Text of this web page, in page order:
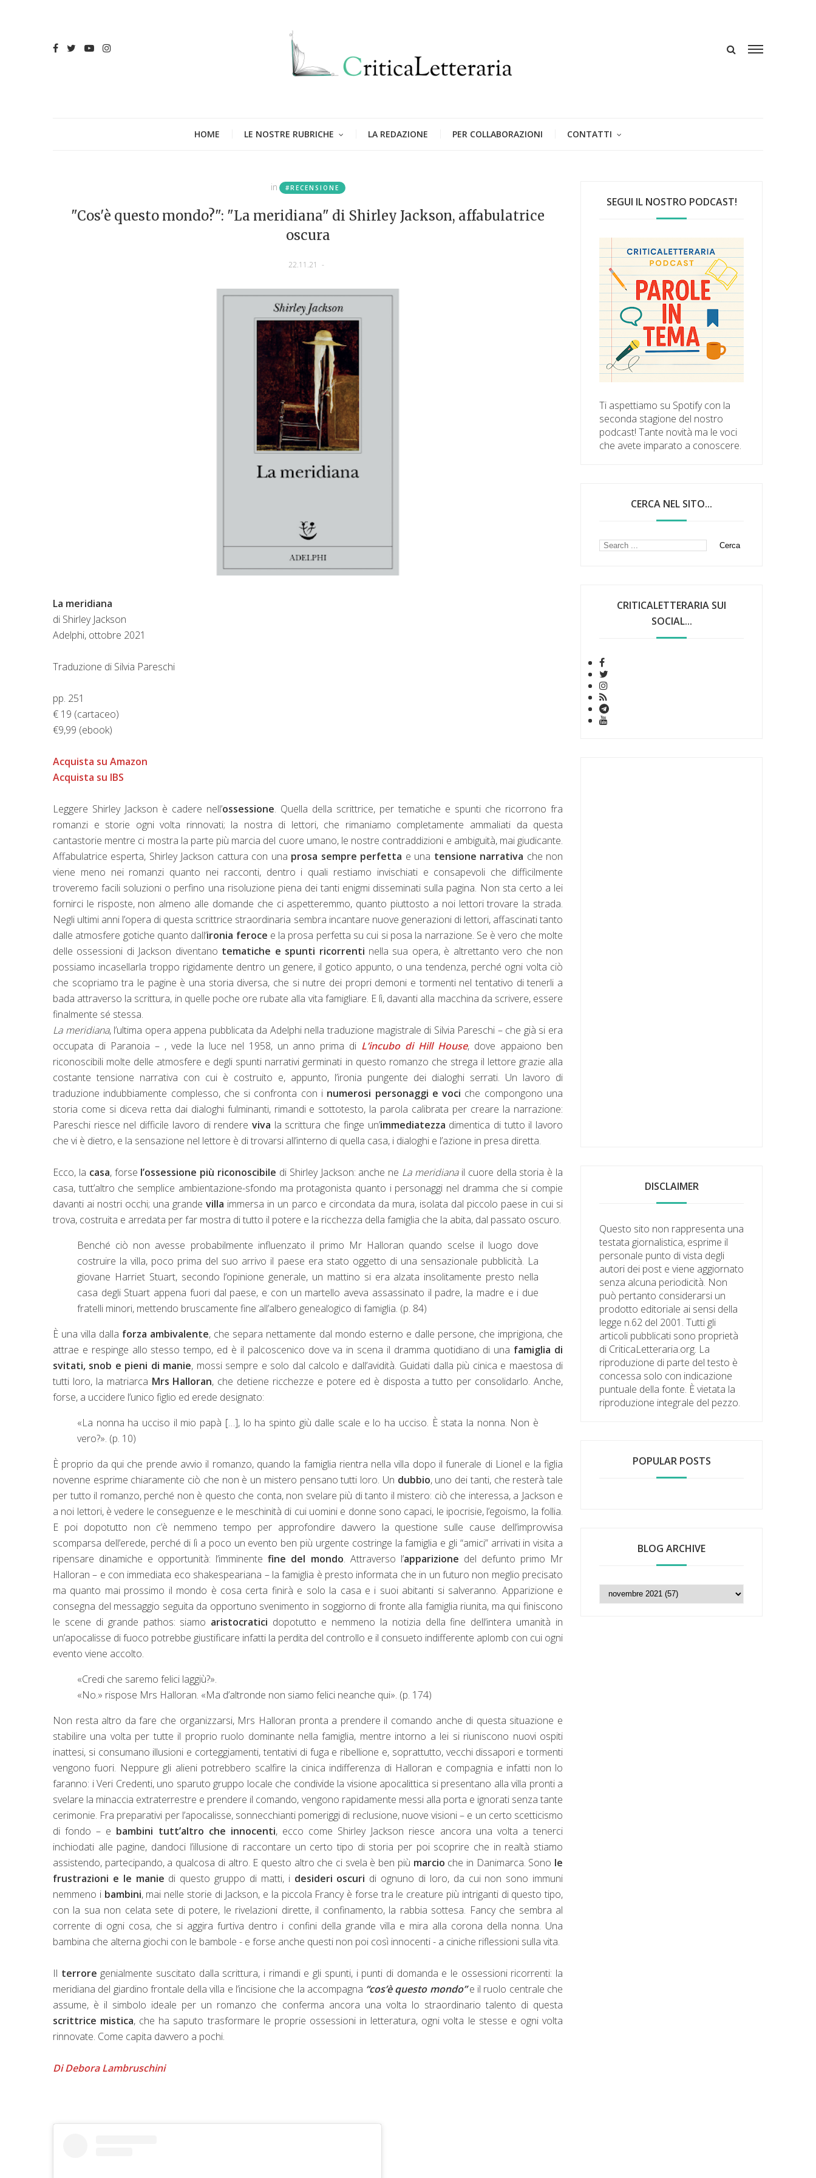
HOME LE NOSTRE RUBRICHE LA REDAZIONE PER COLLABORAZIONI CONTATTI
in #RECENSIONE
"Cos'è questo mondo?": "La meridiana" di Shirley Jackson, affabulatrice
oscura
22.11.21 -
La meridiana
di Shirley Jackson
Adelphi, ottobre 2021
Traduzione di Silvia Pareschi
pp. 251
€ 19 (cartaceo)
€9,99 (ebook)
Acquista su Amazon
Acquista su IBS
Leggere Shirley Jackson è cadere nell’ossessione. Quella della scrittrice, per tematiche e spunti che ricorrono fra
romanzi e storie ogni volta rinnovati; la nostra di lettori, che rimaniamo completamente ammaliati da questa
cantastorie mentre ci mostra la parte più marcia del cuore umano, le nostre contraddizioni e ambiguità, mai giudicante.
Affabulatrice esperta, Shirley Jackson cattura con una prosa sempre perfetta e una tensione narrativa che non
viene meno nei romanzi quanto nei racconti, dentro i quali restiamo invischiati e consapevoli che difficilmente
troveremo facili soluzioni o perfino una risoluzione piena dei tanti enigmi disseminati sulla pagina. Non sta certo a lei
fornirci le risposte, non almeno alle domande che ci aspetteremmo, quanto piuttosto a noi lettori trovare la strada.
Negli ultimi anni l’opera di questa scrittrice straordinaria sembra incantare nuove generazioni di lettori, affascinati tanto
dalle atmosfere gotiche quanto dall’ironia feroce e la prosa perfetta su cui si posa la narrazione. Se è vero che molte
delle ossessioni di Jackson diventano tematiche e spunti ricorrenti nella sua opera, è altrettanto vero che non
possiamo incasellarla troppo rigidamente dentro un genere, il gotico appunto, o una tendenza, perché ogni volta ciò
che scopriamo tra le pagine è una storia diversa, che si nutre dei propri demoni e tormenti nel tentativo di tenerli a
bada attraverso la scrittura, in quelle poche ore rubate alla vita famigliare. E lì, davanti alla macchina da scrivere, essere
finalmente sé stessa.
La meridiana, l’ultima opera appena pubblicata da Adelphi nella traduzione magistrale di Silvia Pareschi – che già si era
occupata di Paranoia – , vede la luce nel 1958, un anno prima di L’incubo di Hill House, dove appaiono ben
riconoscibili molte delle atmosfere e degli spunti narrativi germinati in questo romanzo che strega il lettore grazie alla
costante tensione narrativa con cui è costruito e, appunto, l’ironia pungente dei dialoghi serrati. Un lavoro di
traduzione indubbiamente complesso, che si confronta con i numerosi personaggi e voci che compongono una
storia come si diceva retta dai dialoghi fulminanti, rimandi e sottotesto, la parola calibrata per creare la narrazione:
Pareschi riesce nel difficile lavoro di rendere viva la scrittura che finge un’immediatezza dimentica di tutto il lavoro
che vi è dietro, e la sensazione nel lettore è di trovarsi all’interno di quella casa, i dialoghi e l’azione in presa diretta.
Ecco, la casa, forse l’ossessione più riconoscibile di Shirley Jackson: anche ne La meridianail cuore della storia è la
casa, tutt’altro che semplice ambientazione-sfondo ma protagonista quanto i personaggi nel dramma che si compie
davanti ai nostri occhi; una grandevilla immersa in un parco e circondata da mura, isolata dal piccolo paese in cui si
trova, costruita e arredata per far mostra di tutto il potere e la ricchezza della famiglia che la abita, dal passato oscuro.
Benché ciò non avesse probabilmente influenzato il primo Mr Halloran quando scelse il luogo dove
costruire la villa, poco prima del suo arrivo il paese era stato oggetto di una sensazionale pubblicità. La
giovane Harriet Stuart, secondo l’opinione generale, un mattino si era alzata insolitamente presto nella
casa degli Stuart appena fuori dal paese, e con un martello aveva assassinato il padre, la madre e i due
fratelli minori, mettendo bruscamente fine all’albero genealogico di famiglia. (p. 84)
È una villa dalla forza ambivalente, che separa nettamente dal mondo esterno e dalle persone, che imprigiona, che
attrae e respinge allo stesso tempo, ed è il palcoscenico dove va in scena il dramma quotidiano di una famiglia di
svitati, snob e pieni di manie, mossi sempre e solo dal calcolo e dall’avidità. Guidati dalla più cinica e maestosa di
tutti loro, la matriarca Mrs Halloran, che detiene ricchezze e potere ed è disposta a tutto per consolidarlo. Anche,
forse, a uccidere l’unico figlio ed erede designato:
«La nonna ha ucciso il mio papà […], lo ha spinto giù dalle scale e lo ha ucciso. È stata la nonna. Non è
vero?». (p. 10)
È proprio da qui che prende avvio il romanzo, quando la famiglia rientra nella villa dopo il funerale di Lionel e la figlia
novenne esprime chiaramente ciò che non è un mistero pensano tutti loro. Un dubbio, uno dei tanti, che resterà tale
per tutto il romanzo, perché non è questo che conta, non svelare più di tanto il mistero: ciò che interessa, a Jackson e
a noi lettori, è vedere le conseguenze e le meschinità di cui uomini e donne sono capaci, le ipocrisie, l’egoismo, la follia.
E poi dopotutto non c’è nemmeno tempo per approfondire davvero la questione sulle cause dell’improvvisa
scomparsa dell’erede, perché di lì a poco un evento ben più urgente costringe la famiglia e gli “amici” arrivati in visita a
ripensare dinamiche e opportunità: l’imminentefine del mondo. Attraverso l’apparizione del defunto primo Mr
Halloran – e con immediata eco shakespeariana – la famiglia è presto informata che in un futuro non meglio precisato
ma quanto mai prossimo il mondo è cosa certa finirà e solo la casa e i suoi abitanti si salveranno. Apparizione e
consegna del messaggio seguita da opportuno svenimento in soggiorno di fronte alla famiglia riunita, ma qui finiscono
le scene di grande pathos: siamo aristocratici dopotutto e nemmeno la notizia della fine dell’intera umanità in
un’apocalisse di fuoco potrebbe giustificare infatti la perdita del controllo e il consueto indifferente aplomb con cui ogni
evento viene accolto.
«Credi che saremo felici laggiù?».
«No.» rispose Mrs Halloran. «Ma d’altronde non siamo felici neanche qui». (p. 174)
Non resta altro da fare che organizzarsi, Mrs Halloran pronta a prendere il comando anche di questa situazione e
stabilire una volta per tutte il proprio ruolo dominante nella famiglia, mentre intorno a lei si riuniscono nuovi ospiti
inattesi, si consumano illusioni e corteggiamenti, tentativi di fuga e ribellione e, soprattutto, vecchi dissapori e tormenti
vengono fuori. Neppure gli alieni potrebbero scalfire la cinica indifferenza di Halloran e compagnia e infatti non lo
faranno: i Veri Credenti, uno sparuto gruppo locale che condivide la visione apocalittica si presentano alla villa pronti a
svelare la minaccia extraterrestre e prendere il comando, vengono rapidamente messi alla porta e ignorati senza tante
cerimonie. Fra preparativi per l’apocalisse, sonnecchianti pomeriggi di reclusione, nuove visioni – e un certo scetticismo
di fondo – e bambini tutt’altro che innocenti, ecco come Shirley Jackson riesce ancora una volta a tenerci
inchiodati alle pagine, dandoci l’illusione di raccontare un certo tipo di storia per poi scoprire che in realtà stiamo
assistendo, partecipando, a qualcosa di altro. E questo altro che ci svela è ben più marcio che in Danimarca. Sono le
frustrazioni e le manie di questo gruppo di matti, i desideri oscuri di ognuno di loro, da cui non sono immuni
nemmeno i bambini, mai nelle storie di Jackson, e la piccola Francy è forse tra le creature più intriganti di questo tipo,
con la sua non celata sete di potere, le rivelazioni dirette, il confinamento, la rabbia sottesa. Fancy che sembra al
corrente di ogni cosa, che si aggira furtiva dentro i confini della grande villa e mira alla corona della nonna. Una
bambina che alterna giochi con le bambole - e forse anche questi non poi così innocenti - a ciniche riflessioni sulla vita.
Il terrore genialmente suscitato dalla scrittura, i rimandi e gli spunti, i punti di domanda e le ossessioni ricorrenti: la
meridiana del giardino frontale della villa e l’incisione che la accompagna “cos’è questo mondo”e il ruolo centrale che
assume, è il simbolo ideale per un romanzo che conferma ancora una volta lo straordinario talento di questa
scrittrice mistica, che ha saputo trasformare le proprie ossessioni in letteratura, ogni volta le stesse e ogni volta
rinnovate. Come capita davvero a pochi.
Di Debora Lambruschini
SEGUI IL NOSTRO PODCAST!
Ti aspettiamo su Spotify con la
seconda stagione del nostro
podcast! Tante novità ma le voci
che avete imparato a conoscere.
CERCA NEL SITO...
CRITICALETTERARIA SUI
SOCIAL...
DISCLAIMER
Questo sito non rappresenta una
testata giornalistica, esprime il
personale punto di vista degli
autori dei post e viene aggiornato
senza alcuna periodicità. Non
può pertanto considerarsi un
prodotto editoriale ai sensi della
legge n.62 del 2001. Tutti gli
articoli pubblicati sono proprietà
di CriticaLetteraria.org. La
riproduzione di parte del testo è
concessa solo con indicazione
puntuale della fonte. È vietata la
riproduzione integrale del pezzo.
POPULAR POSTS
BLOG ARCHIVE